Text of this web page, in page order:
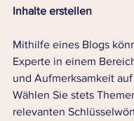
Inhalte erstellen
Mithilfe eines Blogs
Experte in einem
und Aufmerksamkeit
Wählen Sie stets
relevanten